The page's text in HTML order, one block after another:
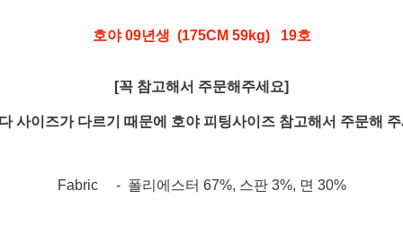
호야 09년생 (175CM 59kg) 19호
[꼭 참고해서 주문해주세요]
사이즈가 다르기 때문에 호야 피팅사이즈 참고해서 주문해
Fabric - 폴리에스터 67%, 스판 3%, 면 30%